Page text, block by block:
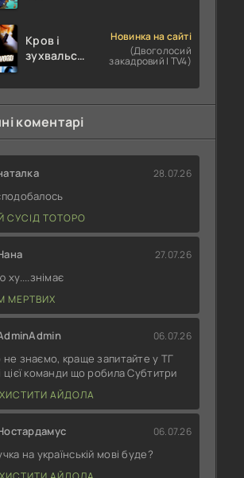
Кров і
зухвальство
пограбування
Новинка на сайті
(Двоголосий
закадровий | TV4)
коментарі
28.07.26
СУСІД ТОТОРО
27.07.26
ху....знімає
МЕРТВИХ
06.07.26
не знаємо, краще запитайте у ТГ
цієї команди що робила Субтитри
АЙДОЛА
06.07.26
на українській мові буде?